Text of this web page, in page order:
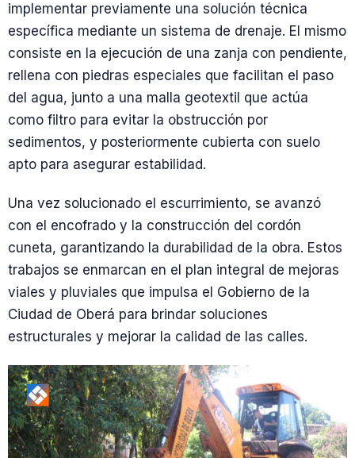
implementar previamente una solución técnica
específica mediante un sistema de drenaje. El mismo
consiste en la ejecución de una zanja con pendiente,
rellena con piedras especiales que facilitan el paso
del agua, junto a una malla geotextil que actúa
como filtro para evitar la obstrucción por
sedimentos, y posteriormente cubierta con suelo
apto para asegurar estabilidad.
Una vez solucionado el escurrimiento, se avanzó
con el encofrado y la construcción del cordón
cuneta, garantizando la durabilidad de la obra. Estos
trabajos se enmarcan en el plan integral de mejoras
viales y pluviales que impulsa el Gobierno de la
Ciudad de Oberá para brindar soluciones
estructurales y mejorar la calidad de las calles.